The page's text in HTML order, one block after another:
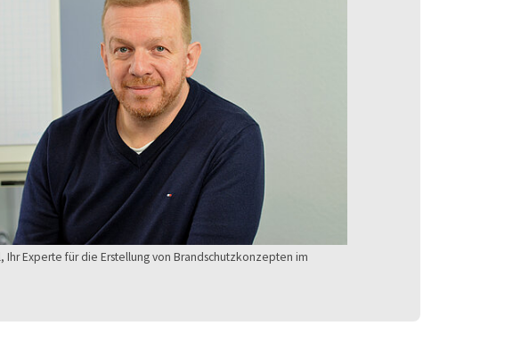
Ihr Experte für die Erstellung von Brandschutzkonzepten im